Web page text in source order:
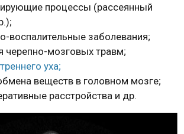
процессы (рассеянный
воспалительные заболевания;
черепно-мозговых травм;
уха;
веществ в головном мозге;
расстройства и др.